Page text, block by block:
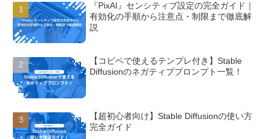
『PixAI』センシティブ設定の完全ガイド｜
有効化の手順から注意点・制限まで徹底解
説
【コピペで使えるテンプレ付き】Stable
Diffusionのネガティブプロンプト一覧！
【超初心者向け】Stable Diffusionの使い方
完全ガイド